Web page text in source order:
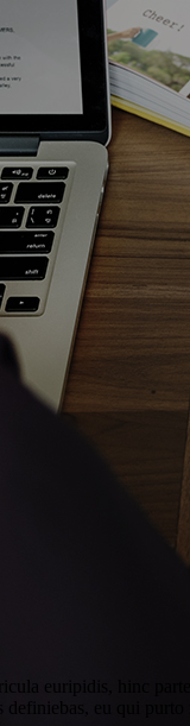
euripidis, hinc
eu qui purto